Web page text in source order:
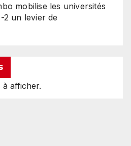
mobilise les universités
2 un levier de
afficher.